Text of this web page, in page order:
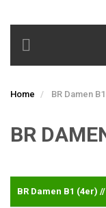
Toggle
navigation
Home BR Damen B1
BR
BR Damen B1 (4er)